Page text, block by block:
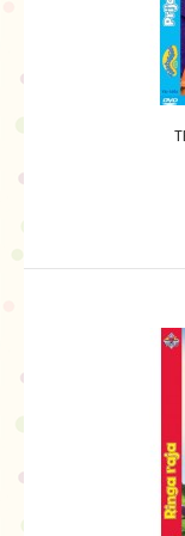
Preko hribov